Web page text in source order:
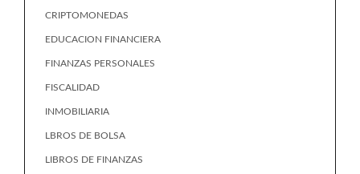
CRIPTOMONEDAS
EDUCACION FINANCIERA
FINANZAS PERSONALES
FISCALIDAD
INMOBILIARIA
LBROS DE BOLSA
LIBROS DE FINANZAS